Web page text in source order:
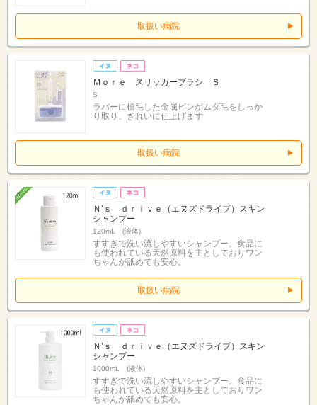
取扱い病院
Ｍｏｒｅ スリッカーブラシ Ｓ
S
ラバーに植毛した金属ピンがムダ毛をしっか
り取り、きれいに仕上げます
取扱い病院
Ｎ’ｓ ｄｒｉｖｅ（エヌズドライブ）スキン
シャンプー
120mL (液体)
すすぎで洗い流しやすいシャンプー。食品に
も使われている天然原料を主としておりワン
ちゃんが舐めても安心。
取扱い病院
Ｎ’ｓ ｄｒｉｖｅ（エヌズドライブ）スキン
シャンプー
1000mL (液体)
すすぎで洗い流しやすいシャンプー。食品に
も使われている天然原料を主としておりワン
ちゃんが舐めても安心。